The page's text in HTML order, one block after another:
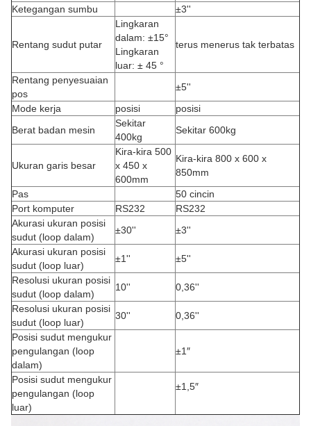
Ketegangan sumbu ±3''
Rentang sudut putar
Lingkaran
dalam: ±15°
Lingkaran
luar: ± 45 °
terus menerus tak terbatas
Rentang penyesuaian
pos
±5''
Mode kerja
posisi
posisi
Berat badan mesin
Sekitar
400kg
Sekitar 600kg
Ukuran garis besar
Kira-kira 500
x 450 x
600mm
Kira-kira 800 x 600 x
850mm
Pas
50 cincin
Port komputer
RS232
RS232
Akurasi ukuran posisi
sudut (loop dalam)
±30''
±3''
Akurasi ukuran posisi
sudut (loop luar)
±1''
±5''
Resolusi ukuran posisi
sudut (loop dalam)
10''
0,36''
Resolusi ukuran posisi
sudut (loop luar)
30''
0,36''
Posisi sudut mengukur
pengulangan (loop
dalam)
±1″
Posisi sudut mengukur
pengulangan (loop
luar)
±1,5″